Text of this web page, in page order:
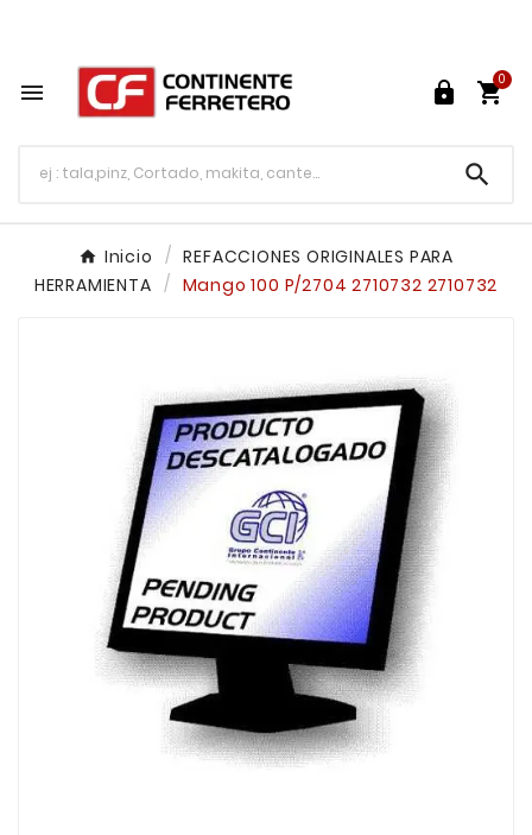
  
0

Inicio
REFACCIONES ORIGINALES PARA
HERRAMIENTA
Mango 100 P/2704 2710732 2710732